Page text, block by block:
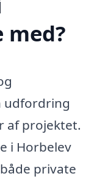
udfordring
af projektet.
i Horbelev
private